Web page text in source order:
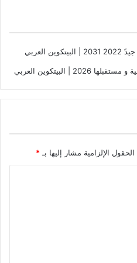
الحقول الإلزامية مشار إليها بـ *